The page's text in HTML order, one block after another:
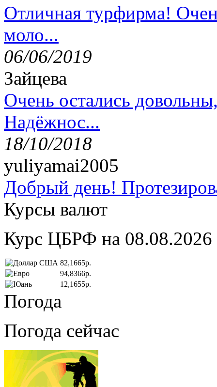
Отличная турфирма!
моло...
06/06/2019
Зайцева
Очень остались
Надёжнос...
18/10/2018
yuliyamai2005
Добрый день!
Курсы валют
Курс ЦБРФ на 08.08.2026
82,1665р.
94,8366р.
12,1655р.
Погода
Погода сейчас